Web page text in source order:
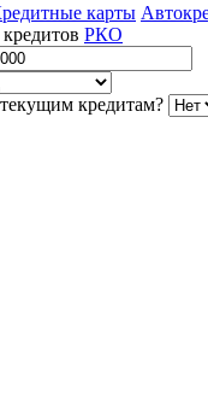
карты
РКО
кредитам?